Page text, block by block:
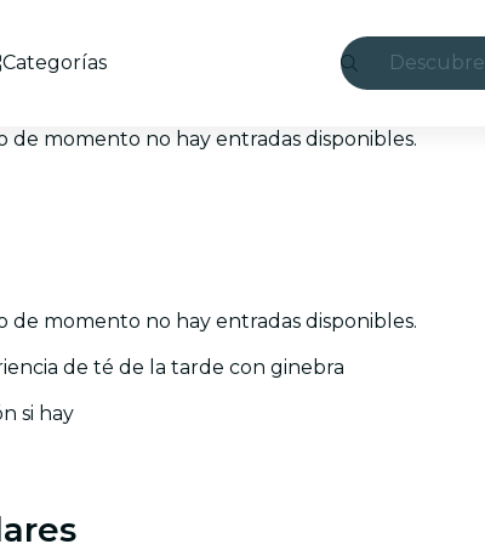
Descubre
Categorías
de momento no hay entradas disponibles.
de momento no hay entradas disponibles.
de té de la tarde con ginebra
si hay